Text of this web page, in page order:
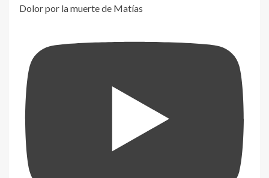
Dolor por la muerte de Matías